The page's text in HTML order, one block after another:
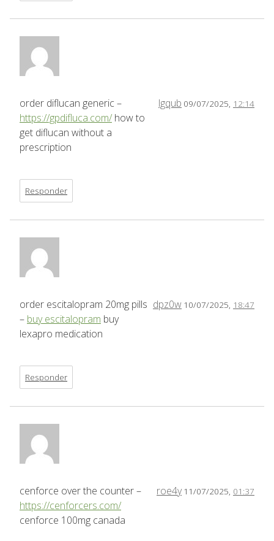
lgqub 09/07/2025, 12:14
order diflucan generic –
https://gpdifluca.com/ how to
get diflucan without a
prescription
Responder
dpz0w 10/07/2025, 18:47
order escitalopram 20mg pills
– buy escitalopram buy
lexapro medication
Responder
roe4y 11/07/2025, 01:37
cenforce over the counter –
https://cenforcers.com/
cenforce 100mg canada